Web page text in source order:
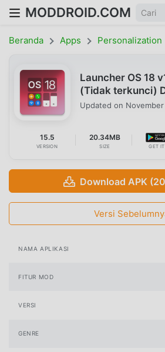
MODDROID.COM
Beranda Apps Personalization
Launcher OS 18
(Tidak terkunci)
Updated on
15.5
VERSION
20.34MB
SIZE GET
Download APK
Versi
NAMA APLIKASI
FITUR MOD
VERSI
GENRE